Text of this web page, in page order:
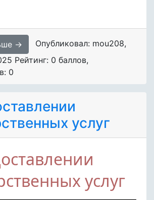
→ Опубликовал: mou208,
Рейтинг: 0 баллов,
0
услуг
услуг